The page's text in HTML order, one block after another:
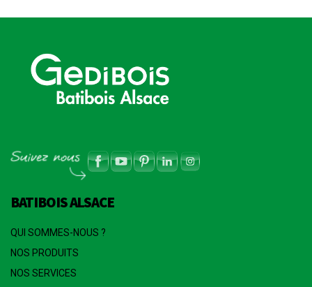
BATIBOIS ALSACE
QUI SOMMES-NOUS ?
NOS PRODUITS
NOS SERVICES